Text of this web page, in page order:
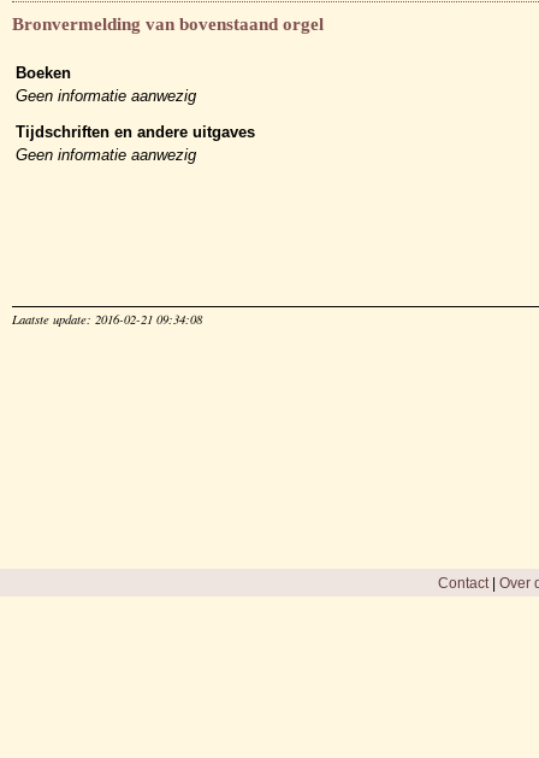
Bronvermelding van bovenstaand orgel
Boeken
Geen informatie aanwezig
Tijdschriften en andere uitgaves
Geen informatie aanwezig
Laatste update: 2016-02-21 09:34:08
Contact| Over